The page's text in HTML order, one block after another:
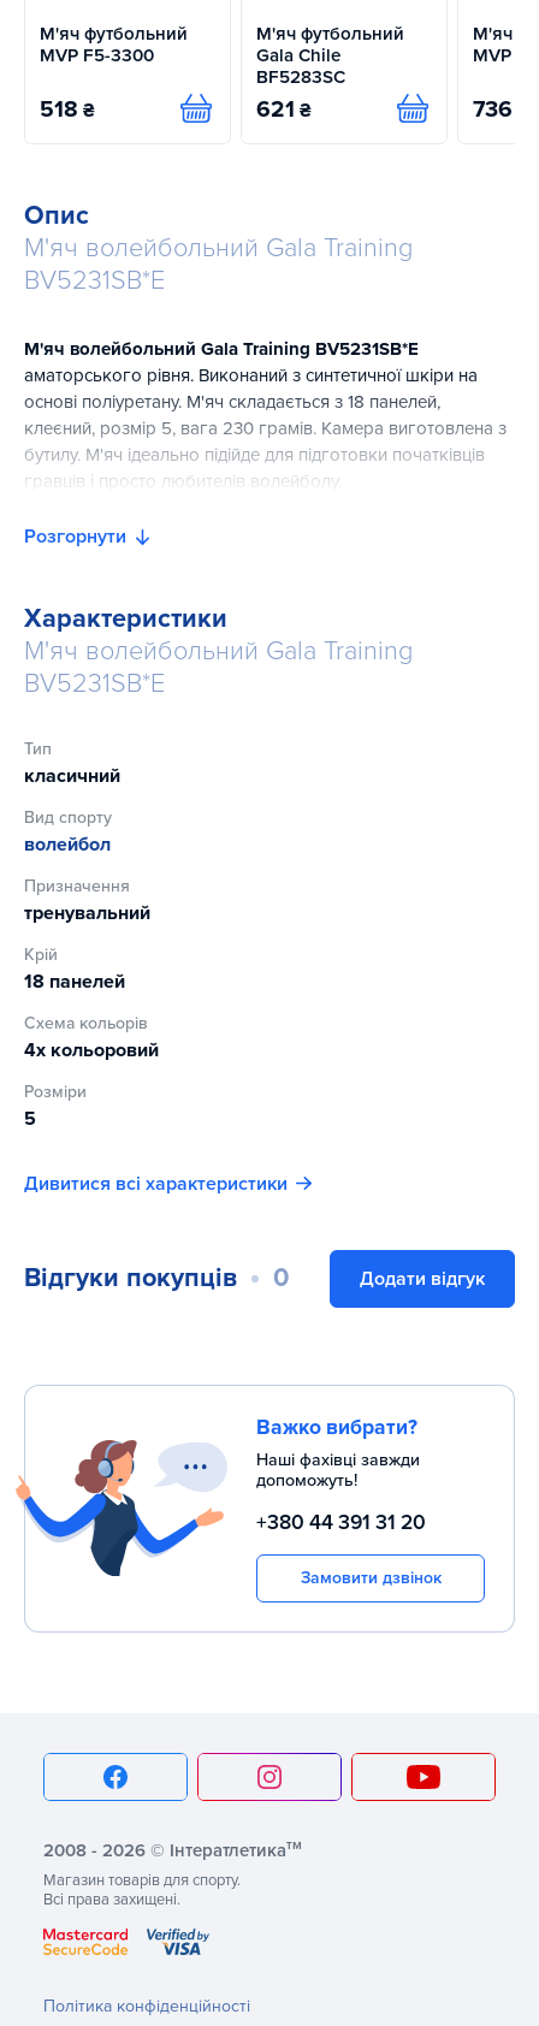
М'яч футбольний
MVP F5-3300
518 ₴ Купити
М'яч футбольний
Gala Сhile
BF5283SC
621 ₴ Купити
М'яч
MVP F-
736
Опис
М'яч волейбольний Gala Training
BV5231SB*E
М'яч волейбольний Gala Training BV5231SB*E
аматорського рівня. Виконаний з синтетичної шкіри на
основі поліуретану. М'яч складається з 18 панелей,
клеєний, розмір 5, вага 230 грамів. Камера виготовлена ​​з
бутилу. М'яч ідеально підійде для підготовки початківців
гравців і просто любителів волейболу.
Розгорнути
Характеристики
М'яч волейбольний Gala Training
BV5231SB*E
Тип
класичний
Вид спорту
волейбол
Призначення
тренувальний
Крій
18 панелей
Схема кольорів
4х кольоровий
Розміри
5
Дивитися всі характеристики
Відгуки покупців 0 Додати відгук
Важко вибрати?
Наші фахівці завжди
допоможуть!
+380 44 391 31 20
Замовити дзвінок
2008 - 2026 © Інтератлетикатм
Магазин товарів для спорту.
Всі права захищені.
Політика конфіденційності